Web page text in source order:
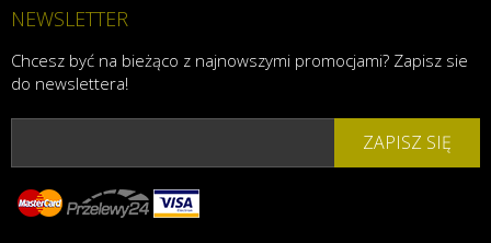
NEWSLETTER
Chcesz być na bieżąco z najnowszymi promocjami? Zapisz sie
do newslettera!
ZAPISZ SIĘ